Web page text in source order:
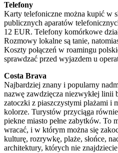
Telefony
Karty telefoniczne można kupić w
publicznych aparatów
12 EUR. Telefony komórkowe
Rozmowy lokalne są tanie,
Koszty połączeń w roamingu
sprawdzać przed wyjazdem u
Costa Brava
Najbardziej znany i popularny
nazwę zawdzięcza niezwykłej linii
zatoczki z piaszczystymi plażami i
kolorze. Turystów przyciąga
piekne miasto pełne zabytków. To
wracać, i w którym można się
kulturę, rozrywkę, plaże, słońce,
architektury, których nie